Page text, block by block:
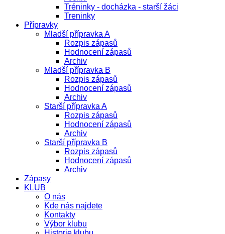
Tréninky - docházka - starší žáci
Treninky
Přípravky
Mladší přípravka A
Rozpis zápasů
Hodnocení zápasů
Archiv
Mladší přípravka B
Rozpis zápasů
Hodnocení zápasů
Archiv
Starší přípravka A
Rozpis zápasů
Hodnocení zápasů
Archiv
Starší přípravka B
Rozpis zápasů
Hodnocení zápasů
Archiv
Zápasy
KLUB
O nás
Kde nás najdete
Kontakty
Výbor klubu